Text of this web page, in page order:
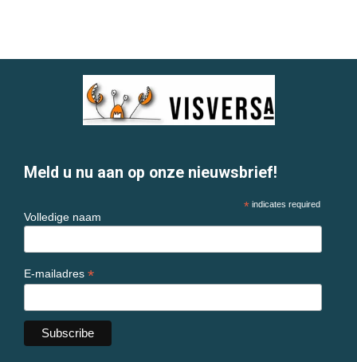
Meld u nu aan op onze nieuwsbrief!
* indicates required
Volledige naam
E-mailadres *